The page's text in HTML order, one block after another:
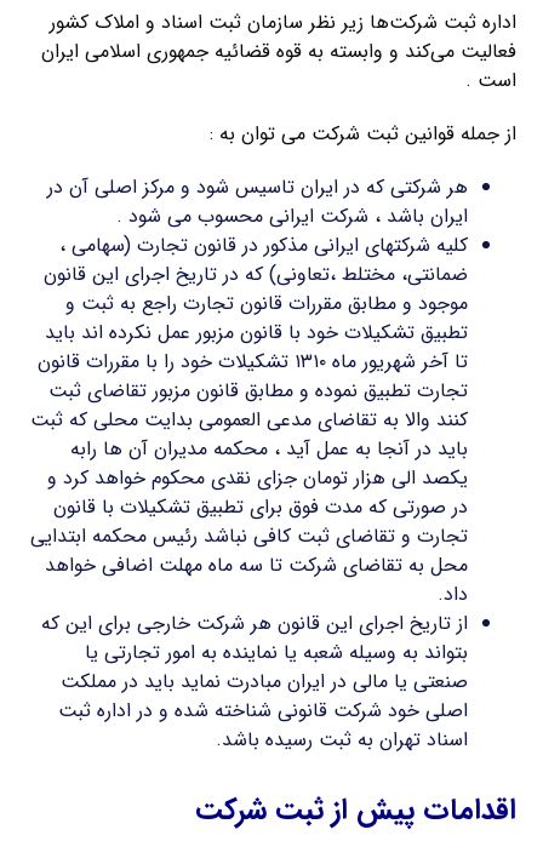
اداره ثبت شرکت‌ها زیر نظر سازمان ثبت اسناد و املاک کشور
فعالیت می‌کند و وابسته به قوه قضائیه جمهوری اسلامی ایران
است .
از جمله قوانین ثبت شرکت می توان به :
هر شرکتی که در ایران تاسیس شود و مرکز اصلی آن در
ایران باشد ، شرکت ایرانی محسوب می شود .
کلیه شرکتهای ایرانی مذکور در قانون تجارت (سهامی ،
ضمانتی، مختلط ،تعاونی) که در تاریخ اجرای این قانون
موجود و مطابق مقررات قانون تجارت راجع به ثبت و
تطبیق تشکیلات خود با قانون مزبور عمل نکرده اند باید
تا آخر شهریور ماه ۱۳۱۰ تشکیلات خود را با مقررات قانون
تجارت تطبیق نموده و مطابق قانون مزبور تقاضای ثبت
کنند والا به تقاضای مدعی العمومی بدایت محلی که ثبت
باید در آنجا به عمل آید ، محکمه مدیران آن ها رابه
یکصد الی هزار تومان جزای نقدی محکوم خواهد کرد و
در صورتی که مدت فوق برای تطبیق تشکیلات با قانون
تجارت و تقاضای ثبت کافی نباشد رئیس محکمه ابتدایی
محل به تقاضای شرکت تا سه ماه مهلت اضافی خواهد
داد.
از تاریخ اجرای این قانون هر شرکت خارجی برای این که
بتواند به وسیله شعبه یا نماینده به امور تجارتی یا
صنعتی یا مالی در ایران مبادرت نماید باید در مملکت
اصلی خود شرکت قانونی شناخته شده و در اداره ثبت
اسناد تهران به ثبت رسیده باشد.
اقدامات پیش از ثبت شرکت